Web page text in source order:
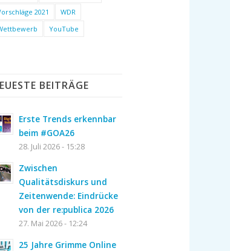
2021
WDR
YouTube
BEITRÄGE
Erste Trends erkennbar
beim #GOA26
28. Juli 2026 - 15:28
Zwischen
Qualitätsdiskurs und
Zeitenwende: Eindrücke
von der re:publica 2026
27. Mai 2026 - 12:24
25 Jahre Grimme Online